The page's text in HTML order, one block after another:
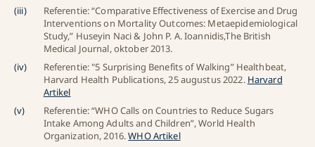
(iii)
Referentie: “Comparative Effectiveness of Exercise and Drug
Interventions on Mortality Outcomes: Metaepidemiological
Study,” Huseyin Naci & John P. A. Ioannidis,The British
Medical Journal, oktober 2013.
(iv)
Referentie: "5 Surprising Benefits of Walking” Healthbeat,
Harvard Health Publications, 25 augustus 2022. Harvard
Artikel
(v)
Referentie: “WHO Calls on Countries to Reduce Sugars
Intake Among Adults and Children”, World Health
Organization, 2016.WHO Artikel